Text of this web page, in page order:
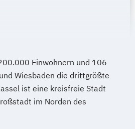
Einwohnern und 106
Wiesbaden die drittgrößte
ist eine kreisfreie Stadt
im Norden des